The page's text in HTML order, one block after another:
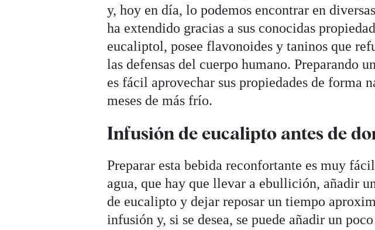
y, hoy en día, lo podemos encontrar en
ha extendido gracias a sus conocidas
eucaliptol, posee flavonoides y taninos que
las defensas del cuerpo humano. Preparando
es fácil aprovechar sus propiedades de forma
meses de más frío.
Infusión de eucalipto antes de
Preparar esta bebida reconfortante es muy
agua, que hay que llevar a ebullición, añadir
de eucalipto y dejar reposar un tiempo
infusión y, si se desea, se puede añadir un